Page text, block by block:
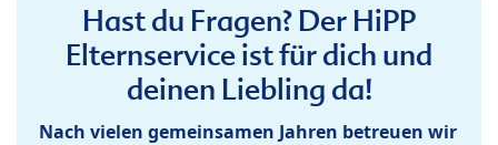
Hast du Fragen? Der HiPP
Elternservice ist für dich und
deinen Liebling da!
Nach vielen gemeinsamen Jahren betreuen wir